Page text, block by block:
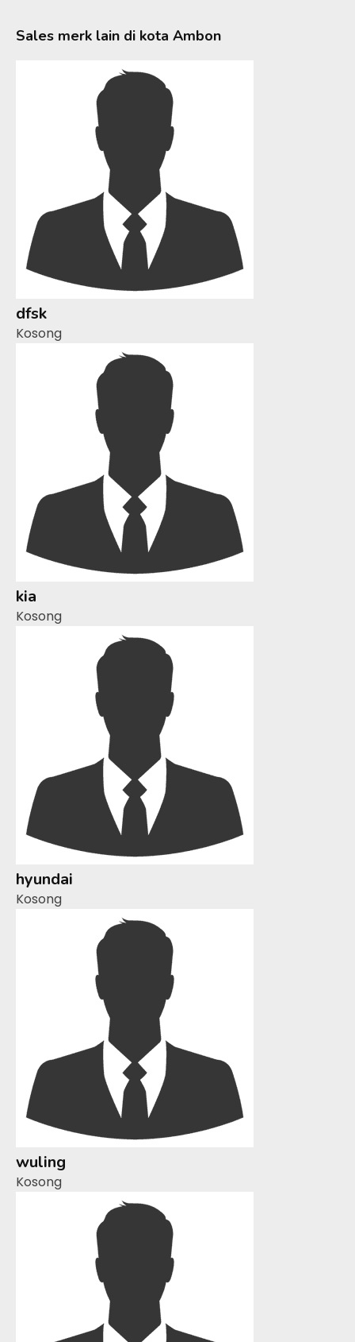
Sales merk lain di kota Ambon
dfsk
Kosong
kia
Kosong
hyundai
Kosong
wuling
Kosong